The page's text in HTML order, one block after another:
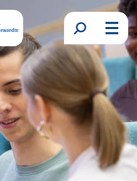
Suchformular
Menü